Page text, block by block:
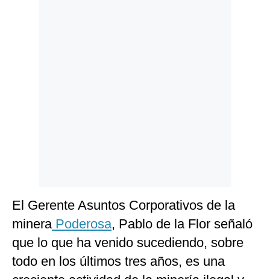
El Gerente Asuntos Corporativos de la
mineraPoderosa, Pablo de la Flor señaló
que lo que ha venido sucediendo, sobre
todo en los últimos tres años, es una